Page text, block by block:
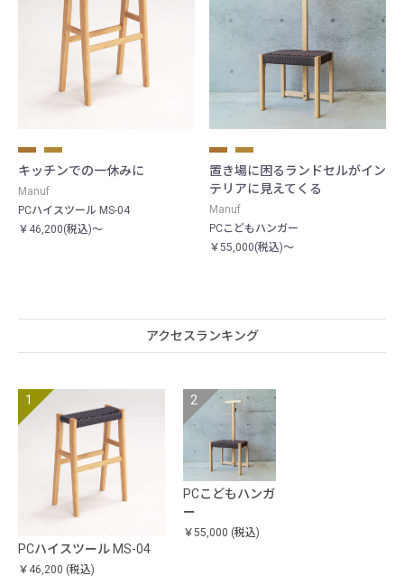
キッチンでの一休みに
Manuf
PCハイスツール MS-04
￥46,200(税込)～
置き場に困るランドセルがイン
テリアに見えてくる
Manuf
PCこどもハンガー
￥55,000(税込)～
アクセスランキング
PCハイスツール MS-04
￥46,200 (税込)
PCこどもハンガ
ー
￥55,000 (税込)